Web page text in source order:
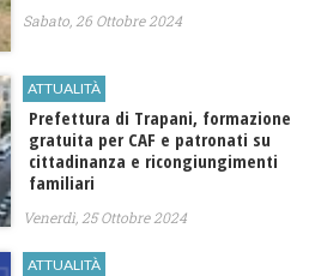
Sabato, 26 Ottobre 2024
ATTUALITÀ
Prefettura di Trapani, formazione
gratuita per CAF e patronati su
cittadinanza e ricongiungimenti
familiari
Venerdì, 25 Ottobre 2024
ATTUALITÀ